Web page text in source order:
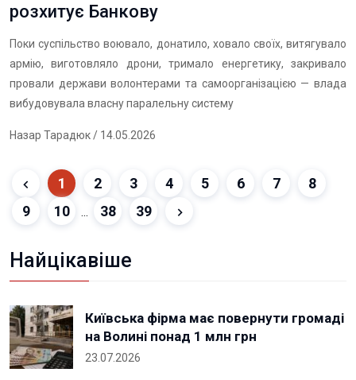
розхитує Банкову
Поки суспільство воювало, донатило, ховало своїх, витягувало
армію, виготовляло дрони, тримало енергетику, закривало
провали держави волонтерами та самоорганізацією — влада
вибудовувала власну паралельну систему
Назар Тарадюк/ 14.05.2026
1 2 3 4 5 6 7
8
9
10 ... 38 39
Найцікавіше
Київська фірма має повернути громаді
на Волині понад 1 млн грн
23.07.2026